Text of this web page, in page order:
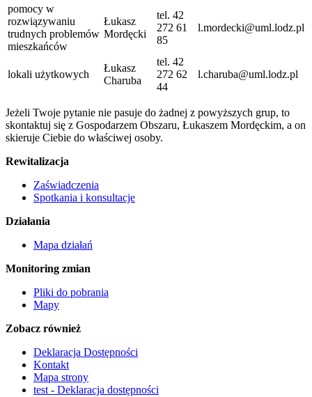
pomocy w
rozwiązywaniu
trudnych problemów
mieszkańców
Łukasz
Mordęcki
tel. 42
272 61
85
l.mordecki@uml.lodz.pl
lokali użytkowych
Łukasz
Charuba
tel. 42
272 62
44
l.charuba@uml.lodz.pl
Jeżeli Twoje pytanie nie pasuje do żadnej z powyższych grup, to
skontaktuj się z Gospodarzem Obszaru, Łukaszem Mordęckim, a on
skieruje Ciebie do właściwej osoby.
Rewitalizacja
Zaświadczenia
Spotkania i konsultacje
Działania
Mapa działań
Monitoring zmian
Pliki do pobrania
Mapy
Zobacz również
Deklaracja Dostępności
Kontakt
Mapa strony
test - Deklaracja dostępności